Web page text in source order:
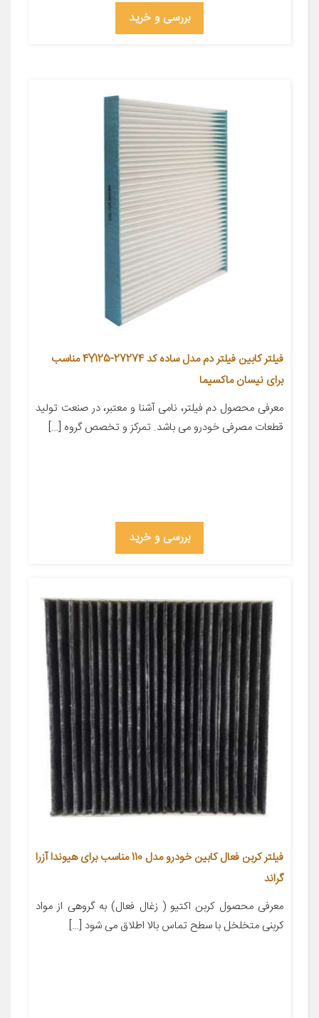
بررسی و خرید
فیلتر کابین فیلتر دم مدل ساده کد 27274-4Y125 مناسب
برای نیسان ماکسیما
معرفی محصول دم فیلتر، نامی آشنا و معتبر، در صنعت تولید
قطعات مصرفی خودرو می باشد. تمرکز و تخصص گروه […]
بررسی و خرید
فیلتر کربن فعال کابین خودرو مدل 110 مناسب برای هیوندا آزرا
گراند
معرفی محصول کربن اکتیو ( زغال فعال) به گروهی از مواد
کربنی متخلخل با سطح تماس بالا اطلاق می شود […]